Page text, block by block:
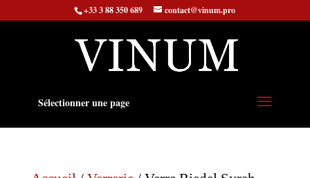
+33 3 88 350 689 contact@vinum.pro
Sélectionner une page